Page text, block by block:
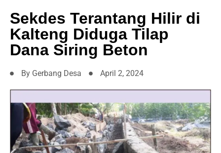
Sekdes Terantang Hilir di
Kalteng Diduga Tilap
Dana Siring Beton
By Gerbang Desa April 2, 2024